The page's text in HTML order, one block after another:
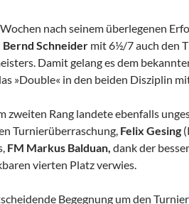
nach seinem überlegenen
Bernd Schneider mit 6½/7 auch den
Damit gelang es dem
»Double« in den beiden Disziplin
zweiten Rang landete ebenfalls
Turnierüberraschung, Felix Gesing
FM Markus Balduan, dank der
vierten Platz verwies.
Begegnung um den